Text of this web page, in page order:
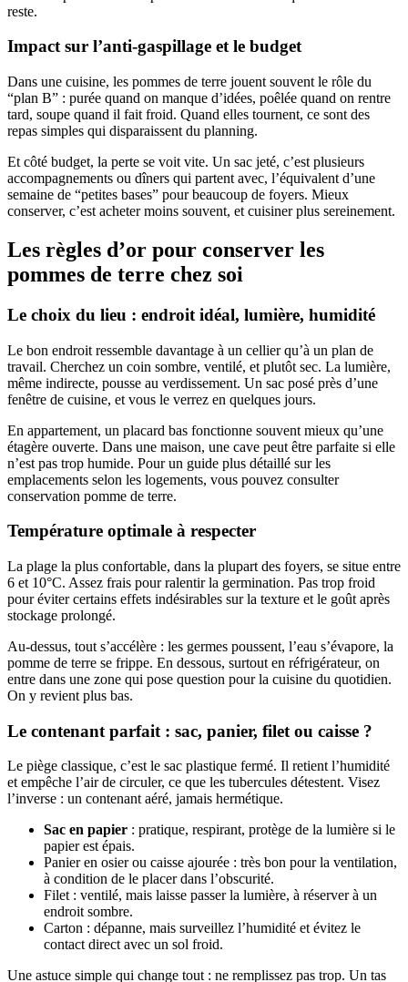
reste.
Impact sur l’anti-gaspillage et le budget
Dans une cuisine, les pommes de terre jouent souvent le rôle du
“plan B” : purée quand on manque d’idées, poêlée quand on rentre
tard, soupe quand il fait froid. Quand elles tournent, ce sont des
repas simples qui disparaissent du planning.
Et côté budget, la perte se voit vite. Un sac jeté, c’est plusieurs
accompagnements ou dîners qui partent avec, l’équivalent d’une
semaine de “petites bases” pour beaucoup de foyers. Mieux
conserver, c’est acheter moins souvent, et cuisiner plus sereinement.
Les règles d’or pour conserver les
pommes de terre chez soi
Le choix du lieu : endroit idéal, lumière, humidité
Le bon endroit ressemble davantage à un cellier qu’à un plan de
travail. Cherchez un coin sombre, ventilé, et plutôt sec. La lumière,
même indirecte, pousse au verdissement. Un sac posé près d’une
fenêtre de cuisine, et vous le verrez en quelques jours.
En appartement, un placard bas fonctionne souvent mieux qu’une
étagère ouverte. Dans une maison, une cave peut être parfaite si elle
n’est pas trop humide. Pour un guide plus détaillé sur les
emplacements selon les logements, vous pouvez consulter
conservation pomme de terre.
Température optimale à respecter
La plage la plus confortable, dans la plupart des foyers, se situe entre
6 et 10°C. Assez frais pour ralentir la germination. Pas trop froid
pour éviter certains effets indésirables sur la texture et le goût après
stockage prolongé.
Au-dessus, tout s’accélère : les germes poussent, l’eau s’évapore, la
pomme de terre se frippe. En dessous, surtout en réfrigérateur, on
entre dans une zone qui pose question pour la cuisine du quotidien.
On y revient plus bas.
Le contenant parfait : sac, panier, filet ou caisse ?
Le piège classique, c’est le sac plastique fermé. Il retient l’humidité
et empêche l’air de circuler, ce que les tubercules détestent. Visez
l’inverse : un contenant aéré, jamais hermétique.
Sac en papier : pratique, respirant, protège de la lumière si le
papier est épais.
Panier en osier ou caisse ajourée : très bon pour la ventilation,
à condition de le placer dans l’obscurité.
Filet : ventilé, mais laisse passer la lumière, à réserver à un
endroit sombre.
Carton : dépanne, mais surveillez l’humidité et évitez le
contact direct avec un sol froid.
Une astuce simple qui change tout : ne remplissez pas trop. Un tas